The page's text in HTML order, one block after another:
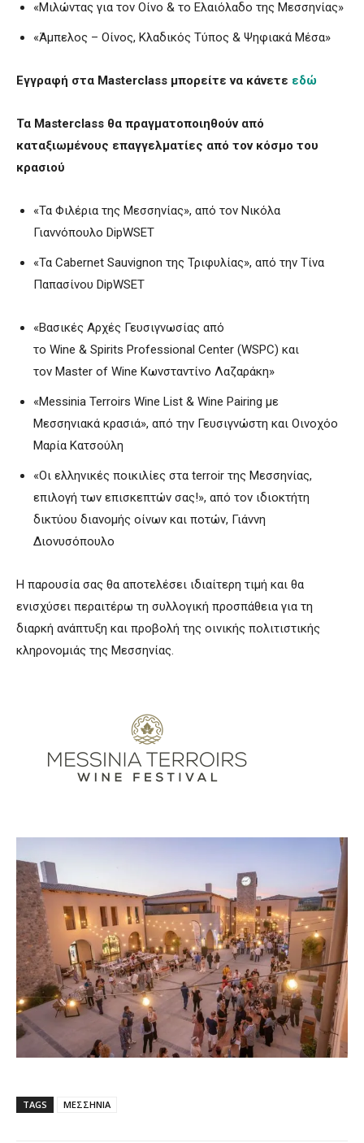
«Μιλώντας για τον Οίνο & το Ελαιόλαδο της Μεσσηνίας»
«Άμπελος – Οίνος, Κλαδικός Τύπος & Ψηφιακά Μέσα»
Εγγραφή στα Masterclass μπορείτε να κάνετε εδώ
Τα Masterclass θα πραγματοποιηθούν από
καταξιωμένους επαγγελματίες από τον κόσμο του
κρασιού
«Τα Φιλέρια της Μεσσηνίας», από τον Νικόλα
Γιαννόπουλο DipWSET
«Τα Cabernet Sauvignon της Τριφυλίας», από την Τίνα
Παπασίνου DipWSET
«Βασικές Αρχές Γευσιγνωσίας από
το Wine & Spirits Professional Center (WSPC) και
τον Master of Wine Kωνσταντίνο Λαζαράκη»
«Messinia Terroirs Wine List & Wine Pairing με
Μεσσηνιακά κρασιά», από την Γευσιγνώστη και Οινοχόο
Μαρία Κατσούλη
«Οι ελληνικές ποικιλίες στα terroir της Μεσσηνίας,
επιλογή των επισκεπτών σας!», από τον ιδιοκτήτη
δικτύου διανομής οίνων και ποτών, Γιάννη
Διονυσόπουλο
Η παρουσία σας θα αποτελέσει ιδιαίτερη τιμή και θα
ενισχύσει περαιτέρω τη συλλογική προσπάθεια για τη
διαρκή ανάπτυξη και προβολή της οινικής πολιτιστικής
κληρονομιάς της Μεσσηνίας.
TAGS ΜΕΣΣΗΝΙΑ